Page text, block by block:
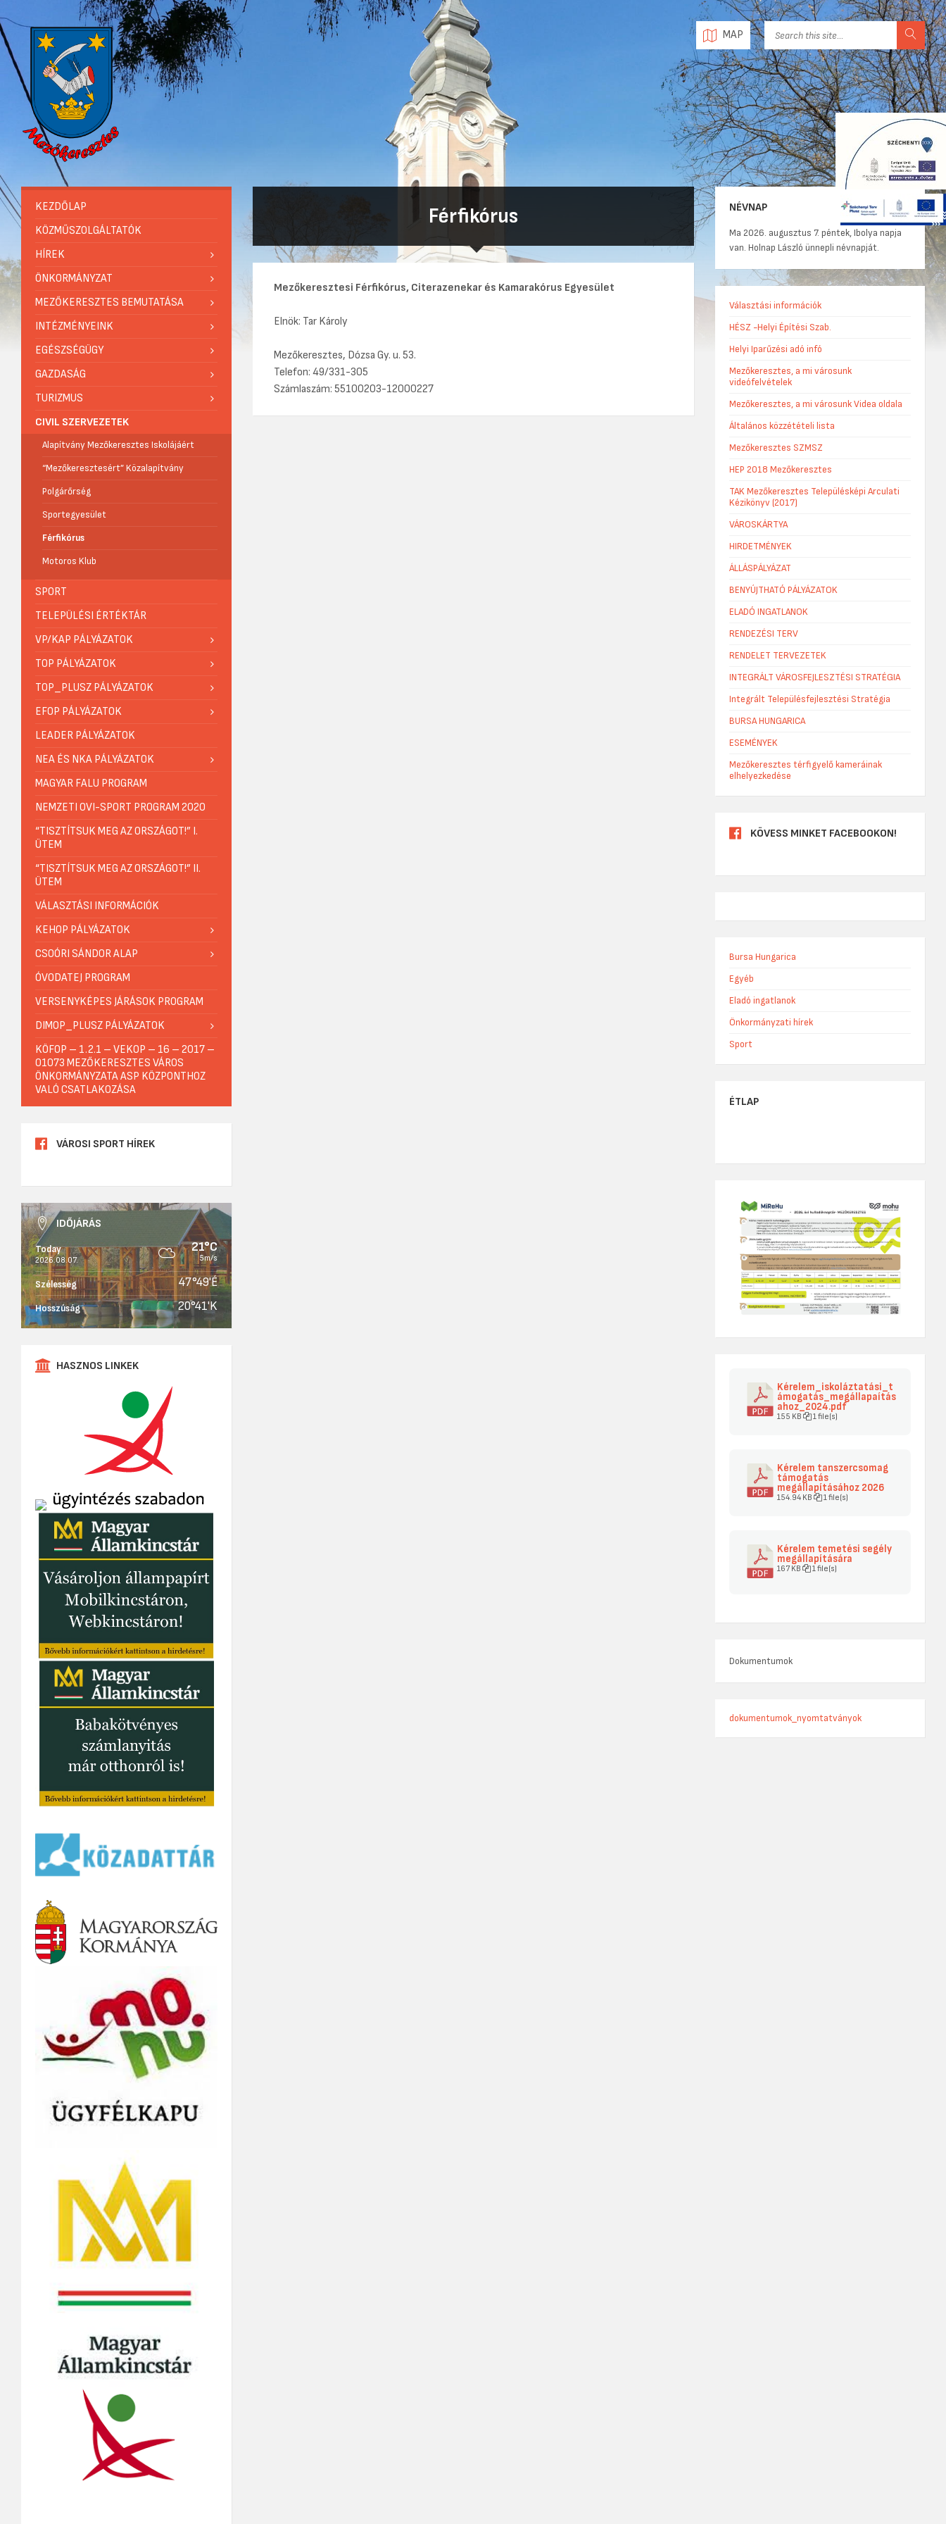
MAP
Férfikórus
Mezőkeresztesi Férfikórus, Citerazenekar és Kamarakórus Egyesület
Elnök: Tar Károly
Mezőkeresztes, Dózsa Gy. u. 53.
Telefon: 49/331-305
Számlaszám: 55100203-12000227
KEZDŐLAP
KÖZMŰSZOLGÁLTATÓK
HÍREK
ÖNKORMÁNYZAT
MEZŐKERESZTES BEMUTATÁSA
INTÉZMÉNYEINK
EGÉSZSÉGÜGY
GAZDASÁG
TURIZMUS
CIVIL SZERVEZETEK
Alapítvány Mezőkeresztes Iskolájáért
“Mezőkeresztesért” Közalapítvány
Polgárőrség
Sportegyesület
Férfikórus
Motoros Klub
SPORT
TELEPÜLÉSI ÉRTÉKTÁR
VP/KAP PÁLYÁZATOK
TOP PÁLYÁZATOK
TOP_PLUSZ PÁLYÁZATOK
EFOP PÁLYÁZATOK
LEADER PÁLYÁZATOK
NEA ÉS NKA PÁLYÁZATOK
MAGYAR FALU PROGRAM
NEMZETI OVI-SPORT PROGRAM 2020
“TISZTÍTSUK MEG AZ ORSZÁGOT!” I.
ÜTEM
“TISZTÍTSUK MEG AZ ORSZÁGOT!” II.
ÜTEM
VÁLASZTÁSI INFORMÁCIÓK
KEHOP PÁLYÁZATOK
CSOÓRI SÁNDOR ALAP
ÓVODATEJ PROGRAM
VERSENYKÉPES JÁRÁSOK PROGRAM
DIMOP_PLUSZ PÁLYÁZATOK
KÖFOP – 1.2.1 – VEKOP – 16 – 2017 –
01073 MEZŐKERESZTES VÁROS
ÖNKORMÁNYZATA ASP KÖZPONTHOZ
VALÓ CSATLAKOZÁSA
VÁROSI SPORT HÍREK
IDŐJÁRÁS
Today
2026.08.07.
21°C
5m/s
Szélesség 47°49'É
Hosszúság 20°41'K
HASZNOS LINKEK
NÉVNAP
Ma 2026. augusztus 7. péntek, Ibolya napja
van. Holnap László ünnepli névnapját.
Választási információk
HÉSZ -Helyi Építési Szab.
Helyi Iparűzési adó infó
Mezőkeresztes, a mi városunk
videófelvételek
Mezőkeresztes, a mi városunk Videa oldala
Általános közzétételi lista
Mezőkeresztes SZMSZ
HEP 2018 Mezőkeresztes
TAK Mezőkeresztes Településképi Arculati
Kézikönyv (2017)
VÁROSKÁRTYA
HIRDETMÉNYEK
ÁLLÁSPÁLYÁZAT
BENYÚJTHATÓ PÁLYÁZATOK
ELADÓ INGATLANOK
RENDEZÉSI TERV
RENDELET TERVEZETEK
INTEGRÁLT VÁROSFEJLESZTÉSI STRATÉGIA
Integrált Településfejlesztési Stratégia
BURSA HUNGARICA
ESEMÉNYEK
Mezőkeresztes térfigyelő kameráinak
elhelyezkedése
KÖVESS MINKET FACEBOOKON!
Bursa Hungarica
Egyéb
Eladó ingatlanok
Önkormányzati hírek
Sport
ÉTLAP
Kérelem_iskoláztatási_t
ámogatás_megállapaítás
ahoz_2024.pdf
155 KB 1 file(s)
Kérelem tanszercsomag
támogatás
megállapításához 2026
154.94 KB 1 file(s)
Kérelem temetési segély
megállapítására
167 KB 1 file(s)
Dokumentumok
dokumentumok_nyomtatványok